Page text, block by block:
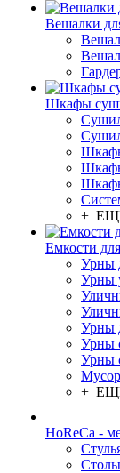
Вешалки
Шкафы
+
Емкости
Урны
Урны
Урны
Урны
Урны
+
HoReCa -
Столы